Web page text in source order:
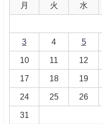
月 火 水
3 4 5
10 11 12
17 18 19
24 25 26
31